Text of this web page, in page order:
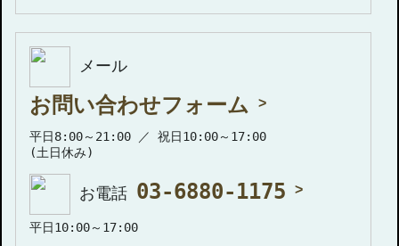
メール
お問い合わせフォーム
平日8:00～21:00 ／ 祝日10:00～17:00
(土日休み)
お電話 03-6880-1175
平日10:00～17:00